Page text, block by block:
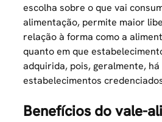
escolha sobre o que vai
alimentação, permite maior
relação à forma como a
quanto em que
adquirida, pois, geralmente,
estabelecimentos
Benefícios do vale-